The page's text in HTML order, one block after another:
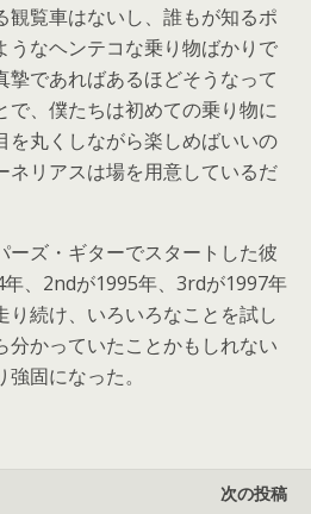
観覧車はないし、誰もが知るポ
うなヘンテコな乗り物ばかりで
摯であればあるほどそうなって
で、僕たちは初めての乗り物に
を丸くしながら楽しめばいいの
ネリアスは場を用意しているだ
ーズ・ギターでスタートした彼
、2ndが1995年、3rdが1997年
り続け、いろいろなことを試し
分かっていたことかもしれない
固になった。
次の投稿